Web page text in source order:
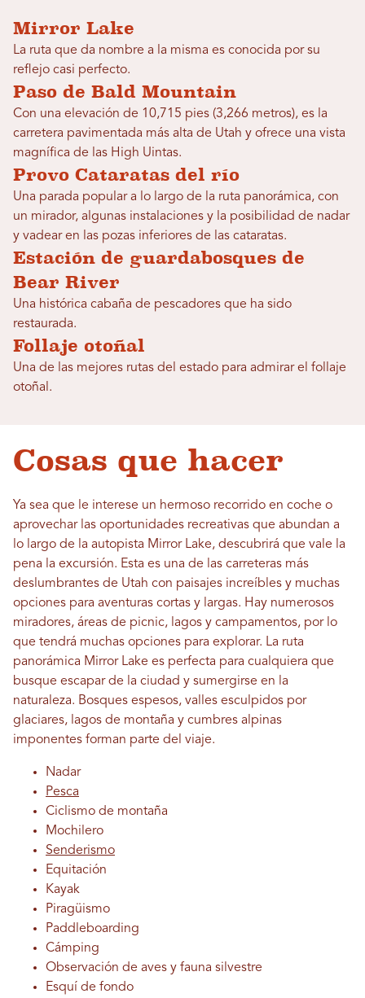
Mirror Lake
La ruta que da nombre a la misma es conocida por su
reflejo casi perfecto.
Paso de Bald Mountain
Con una elevación de 10,715 pies (3,266 metros), es la
carretera pavimentada más alta de Utah y ofrece una vista
magnífica de las High Uintas.
Provo Cataratas del río
Una parada popular a lo largo de la ruta panorámica, con
un mirador, algunas instalaciones y la posibilidad de nadar
y vadear en las pozas inferiores de las cataratas.
Estación de guardabosques de
Bear River
Una histórica cabaña de pescadores que ha sido
restaurada.
Follaje otoñal
Una de las mejores rutas del estado para admirar el follaje
otoñal.
Cosas que hacer
Ya sea que le interese un hermoso recorrido en coche o
aprovechar las oportunidades recreativas que abundan a
lo largo de la autopista Mirror Lake, descubrirá que vale la
pena la excursión. Esta es una de las carreteras más
deslumbrantes de Utah con paisajes increíbles y muchas
opciones para aventuras cortas y largas. Hay numerosos
miradores, áreas de picnic, lagos y campamentos, por lo
que tendrá muchas opciones para explorar. La ruta
panorámica Mirror Lake es perfecta para cualquiera que
busque escapar de la ciudad y sumergirse en la
naturaleza. Bosques espesos, valles esculpidos por
glaciares, lagos de montaña y cumbres alpinas
imponentes forman parte del viaje.
Nadar
Pesca
Ciclismo de montaña
Mochilero
Senderismo
Equitación
Kayak
Piragüismo
Paddleboarding
Cámping
Observación de aves y fauna silvestre
Esquí de fondo